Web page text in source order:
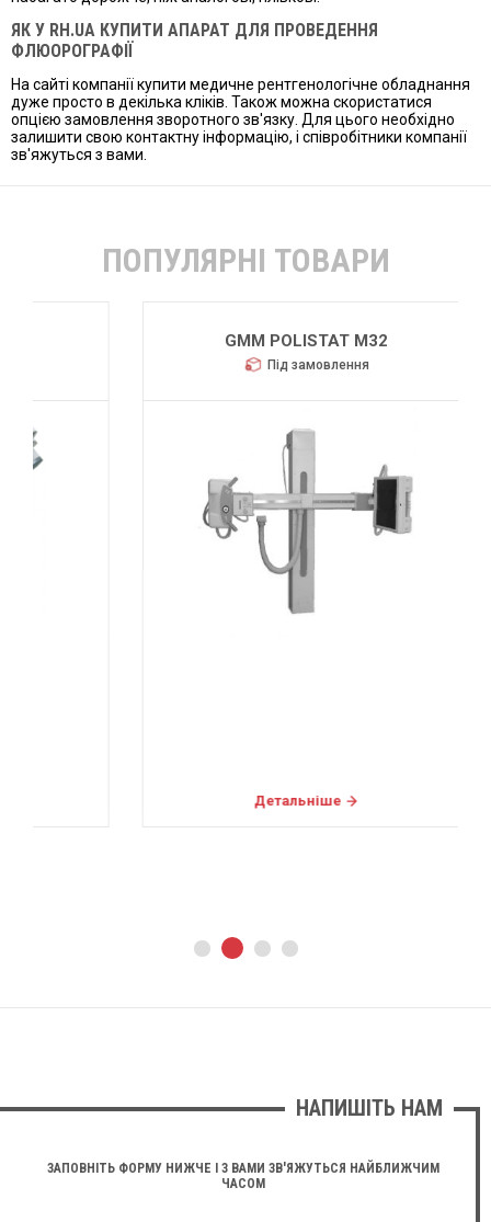
ЯК У RH.UA КУПИТИ АПАРАТ ДЛЯ ПРОВЕДЕННЯ
ФЛЮОРОГРАФІЇ
На сайті компанії купити медичне рентгенологічне обладнання
дуже просто в декілька кліків. Також можна скористатися
опцією замовлення зворотного зв'язку. Для цього необхідно
залишити свою контактну інформацію, і співробітники компанії
зв'яжуться з вами.
ПОПУЛЯРНІ ТОВАРИ
GMM POLISTAT M32
Під замовлення
Детальніше
НАПИШІТЬ НАМ
ЗАПОВНІТЬ ФОРМУ НИЖЧЕ І З ВАМИ ЗВ'ЯЖУТЬСЯ НАЙБЛИЖЧИМ
ЧАСОМ